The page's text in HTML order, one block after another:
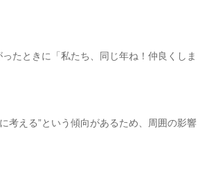
たときに「私たち、同じ年ね！仲良くしま
考える”という傾向があるため、周囲の影響